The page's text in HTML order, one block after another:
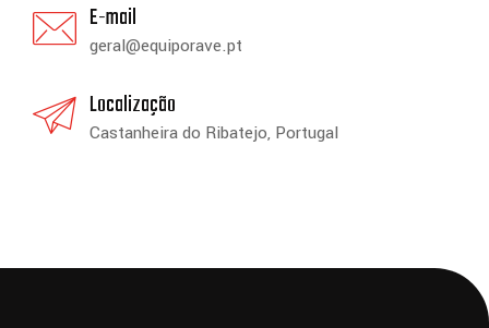
E-mail
geral@equiporave.pt
Localização
Castanheira do Ribatejo, Portugal